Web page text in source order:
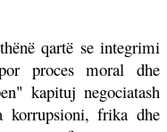
qartë se integrimi
proces moral dhe
kapituj negociatash
korrupsioni, frika dhe